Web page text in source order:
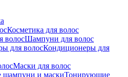
Косметика для волос
Шампуни для волос
Кондиционеры для
Маски для волос
Тонирующие